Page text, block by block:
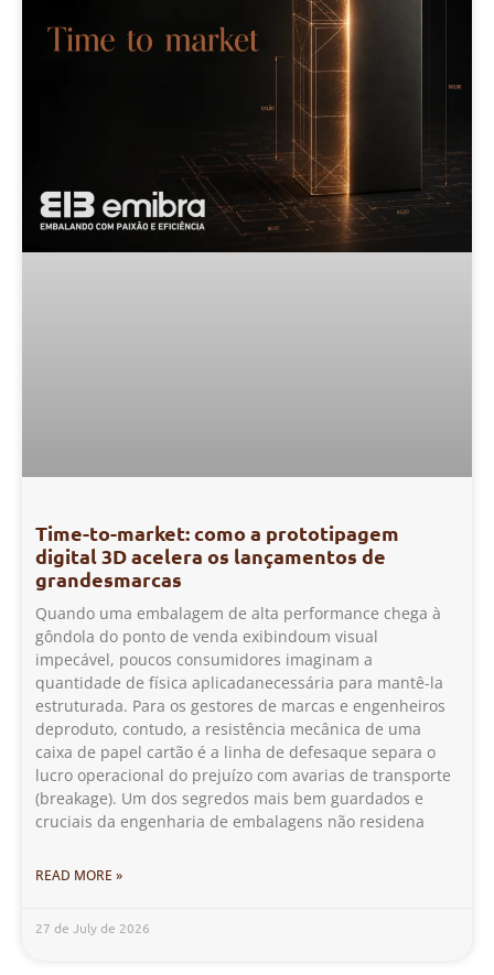
Time-to-market: como a prototipagem
digital 3D acelera os lançamentos de
grandesmarcas
Quando uma embalagem de alta performance chega à
gôndola do ponto de venda exibindoum visual
impecável, poucos consumidores imaginam a
quantidade de física aplicadanecessária para mantê-la
estruturada. Para os gestores de marcas e engenheiros
deproduto, contudo, a resistência mecânica de uma
caixa de papel cartão é a linha de defesaque separa o
lucro operacional do prejuízo com avarias de transporte
(breakage). Um dos segredos mais bem guardados e
cruciais da engenharia de embalagens não residena
READ MORE »
27 de July de 2026